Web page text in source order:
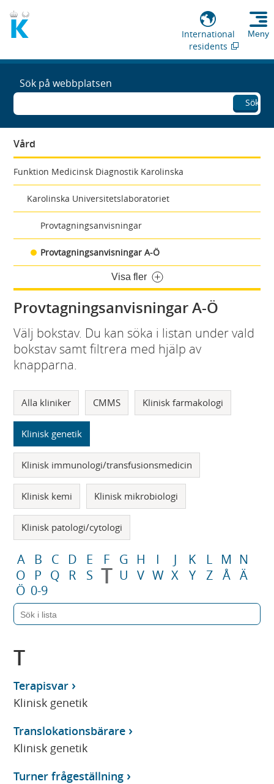
International
residents
Meny
Sök på webbplatsen
Sök
Vård
Funktion Medicinsk Diagnostik Karolinska
Karolinska Universitetslaboratoriet
Provtagningsanvisningar
Provtagningsanvisningar A-Ö
Visa fler
Provtagningsanvisningar A-Ö
Välj bokstav. Du kan söka i listan under vald
bokstav samt filtrera med hjälp av
knapparna.
Alla kliniker CMMS Klinisk farmakologi
Klinisk genetik
Klinisk immunologi/transfusionsmedicin
Klinisk kemi Klinisk mikrobiologi
Klinisk patologi/cytologi
A B C D E F G H I J K L M N
O
P Q R S T U V W X Y Z Å Ä
Ö 0-9
T
Terapisvar
Klinisk genetik
Translokationsbärare
Klinisk genetik
Turner frågeställning